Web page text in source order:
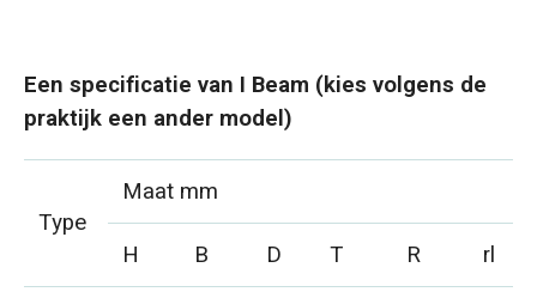
Een specificatie van I Beam (kies volgens de
praktijk een ander model)
Type
Maat mm
H
B D T R
rl